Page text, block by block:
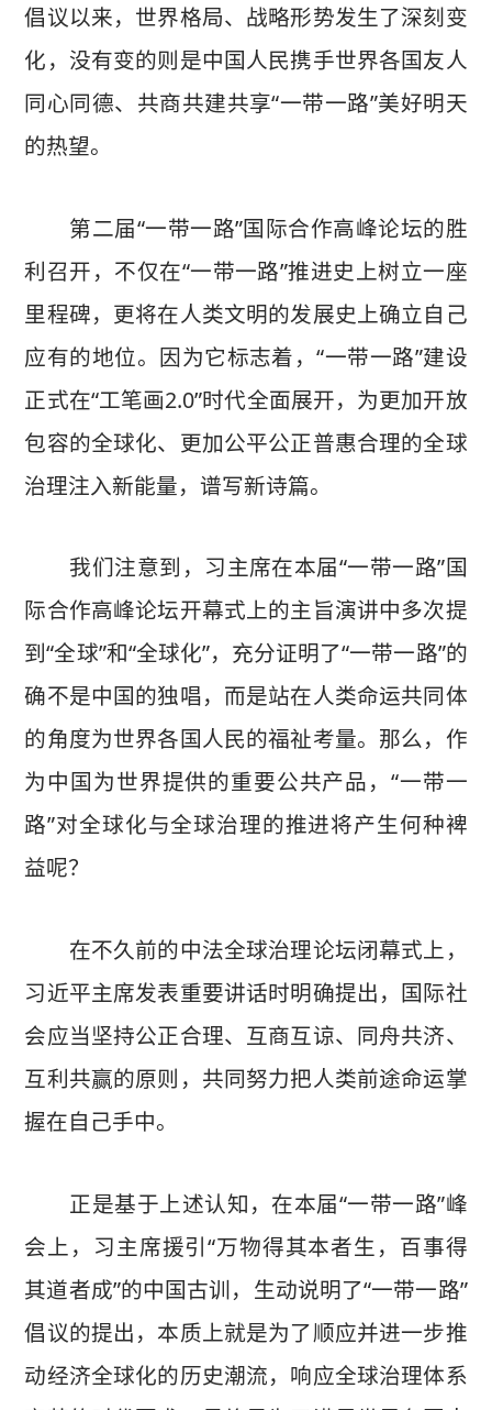
倡议以来，世界格局、战略形势发生了深刻变
化，没有变的则是中国人民携手世界各国友人
同心同德、共商共建共享“一带一路”美好明天
的热望。
第二届“一带一路”国际合作高峰论坛的胜
利召开，不仅在“一带一路”推进史上树立一座
里程碑，更将在人类文明的发展史上确立自己
应有的地位。因为它标志着，“一带一路”建设
正式在“工笔画2.0”时代全面展开，为更加开放
包容的全球化、更加公平公正普惠合理的全球
治理注入新能量，谱写新诗篇。
我们注意到，习主席在本届“一带一路”国
际合作高峰论坛开幕式上的主旨演讲中多次提
到“全球”和“全球化”，充分证明了“一带一路”的
确不是中国的独唱，而是站在人类命运共同体
的角度为世界各国人民的福祉考量。那么，作
为中国为世界提供的重要公共产品，“一带一
路”对全球化与全球治理的推进将产生何种裨
益呢？
在不久前的中法全球治理论坛闭幕式上，
习近平主席发表重要讲话时明确提出，国际社
会应当坚持公正合理、互商互谅、同舟共济、
互利共赢的原则，共同努力把人类前途命运掌
握在自己手中。
正是基于上述认知，在本届“一带一路”峰
会上，习主席援引“万物得其本者生，百事得
其道者成”的中国古训，生动说明了“一带一路”
倡议的提出，本质上就是为了顺应并进一步推
动经济全球化的历史潮流，响应全球治理体系